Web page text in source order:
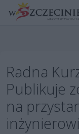
Radna
Publikuje
na